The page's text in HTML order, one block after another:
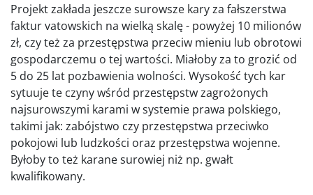
Projekt zakłada jeszcze surowsze kary za fałszerstwa
faktur vatowskich na wielką skalę - powyżej 10 milionów
zł, czy też za przestępstwa przeciw mieniu lub obrotowi
gospodarczemu o tej wartości. Miałoby za to grozić od
5 do 25 lat pozbawienia wolności. Wysokość tych kar
sytuuje te czyny wśród przestępstw zagrożonych
najsurowszymi karami w systemie prawa polskiego,
takimi jak: zabójstwo czy przestępstwa przeciwko
pokojowi lub ludzkości oraz przestępstwa wojenne.
Byłoby to też karane surowiej niż np. gwałt
kwalifikowany.